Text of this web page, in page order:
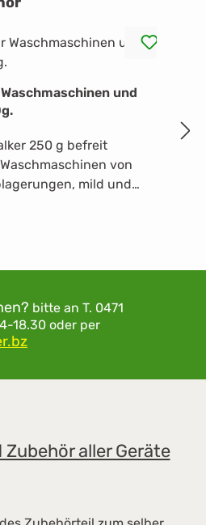
und
von
mild und
und andere
je nach Bedarf 1-
bitte an T. 0471
18.30 oder per
aller Geräte